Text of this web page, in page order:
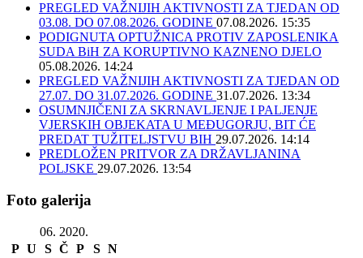
PREGLED VAŽNIJIH AKTIVNOSTI ZA TJEDAN OD
03.08. DO 07.08.2026. GODINE 07.08.2026. 15:35
PODIGNUTA OPTUŽNICA PROTIV ZAPOSLENIKA
SUDA BiH ZA KORUPTIVNO KAZNENO DJELO
05.08.2026. 14:24
PREGLED VAŽNIJIH AKTIVNOSTI ZA TJEDAN OD
27.07. DO 31.07.2026. GODINE 31.07.2026. 13:34
OSUMNJIČENI ZA SKRNAVLJENJE I PALJENJE
VJERSKIH OBJEKATA U MEĐUGORJU, BIT ĆE
PREDAT TUŽITELJSTVU BIH 29.07.2026. 14:14
PREDLOŽEN PRITVOR ZA DRŽAVLJANINA
POLJSKE 29.07.2026. 13:54
Foto galerija
06. 2020.
P U S Č P S N